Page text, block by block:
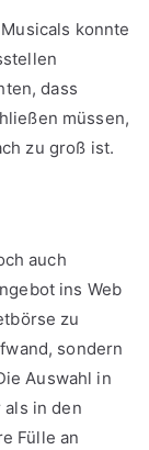
konnte
dass
müssen,
zu groß ist.
auch
ins Web
zu
sondern
Auswahl in
in den
Fülle an